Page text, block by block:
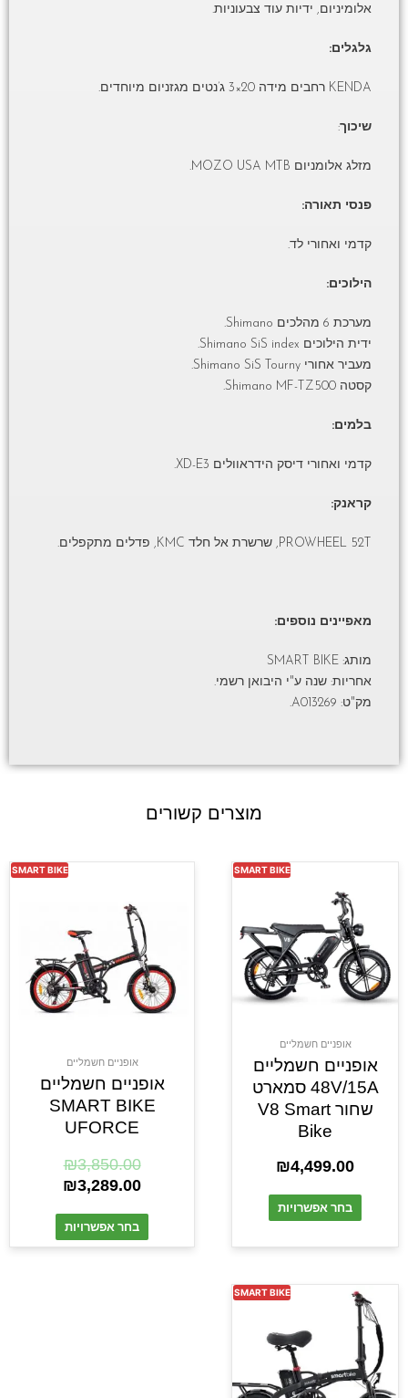
אלומיניום, ידיות עוד צבעוניות.
גלגלים:
KENDA רחבים מידה 20×3 ג’נטים מגזניום מיוחדים.
שיכוך:
מזלג אלומניום MOZO USA MTB.
פנסי תאורה:
קדמי ואחורי לד.
הילוכים:
מערכת 6 מהלכים Shimano.
ידית הילוכים Shimano SiS index.
מעביר אחורי Shimano SiS Tourny.
קסטה Shimano MF-TZ500.
בלמים:
קדמי ואחורי דיסק הידראוולים XD-E3.
קראנק:
PROWHEEL 52T, שרשרת אל חלד KMC, פדלים מתקפלים.
מאפיינים נוספים:
מותג: SMART BIKE
אחריות: שנה ע"י היבואן רשמי.
מק"ט: A013269.
מוצרים קשורים
SMART BIKE
אופניים חשמליים
אופניים חשמליים
48V/15A סמארט
שחור V8 Smart
Bike
₪4,499.00
בחר אפשרויות
SMART BIKE
אופניים חשמליים
אופניים חשמליים
SMART BIKE
UFORCE
₪3,850.00
₪3,289.00
בחר אפשרויות
SMART BIKE